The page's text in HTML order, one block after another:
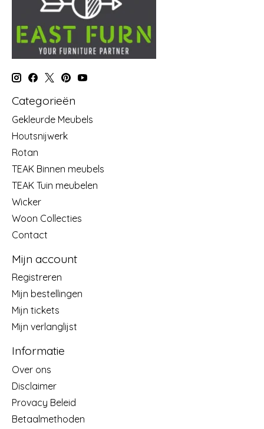
Categorieën
Gekleurde Meubels
Houtsnijwerk
Rotan
TEAK Binnen meubels
TEAK Tuin meubelen
Wicker
Woon Collecties
Contact
Mijn account
Registreren
Mijn bestellingen
Mijn tickets
Mijn verlanglijst
Informatie
Over ons
Disclaimer
Provacy Beleid
Betaalmethoden